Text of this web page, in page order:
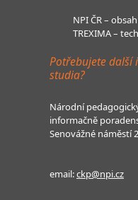
NPI ČR – obsah
TREXIMA –
Potřebujete další
studia?
Národní
informačně
Senovážné náměstí
email:ckp@npi.cz